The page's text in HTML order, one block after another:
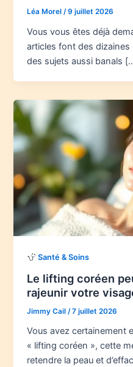
Léa Morel /9 juillet 2026
Vous vous êtes déjà
articles font des
des sujets aussi banals
Santé & Soins
Le lifting coréen
rajeunir votre
Jimmy Cail /7 juillet 2026
Vous avez certainement
« lifting coréen », cette
retendre la peau et